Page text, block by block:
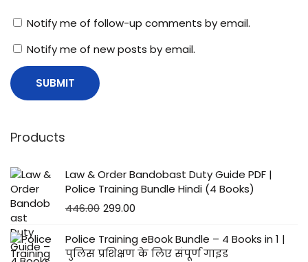
Notify me of follow-up comments by email.
Notify me of new posts by email.
Products
Law & Order Bandobast Duty Guide PDF |
Police Training Bundle Hindi (4 Books)
446.00 299.00
Police Training eBook Bundle – 4 Books in 1 |
पुलिस प्रशिक्षण के लिए संपूर्ण गाइड